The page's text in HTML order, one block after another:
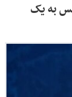
به یک